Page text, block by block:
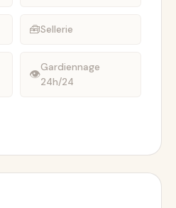
🧰Sellerie
👁Gardiennage
24h/24